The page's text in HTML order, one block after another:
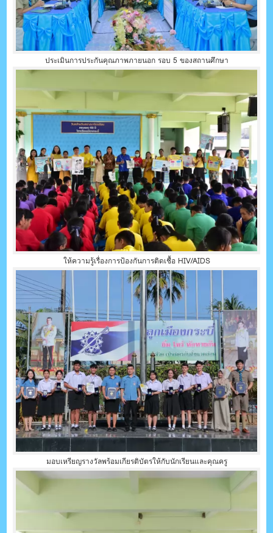
ประเมินการประกันคุณภาพภายนอก รอบ 5 ของสถานศึกษา
ให้ความรู้เรื่องการป้องกันการติดเชื้อ HIV/AIDS
มอบเหรียญรางวัลพร้อมเกียรติบัตรให้กับนักเรียนและคุณครู